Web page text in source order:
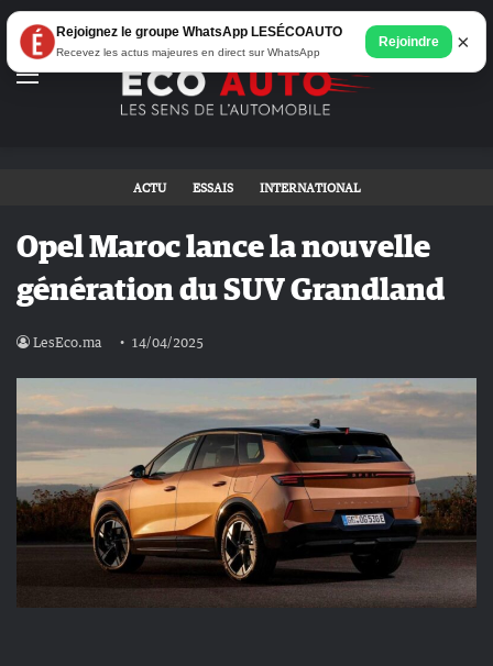
Menu
ACTU ESSAIS INTERNATIONAL
Opel Maroc lance la nouvelle
génération du SUV Grandland
LesEco.ma 14/04/2025
Rejoignez le groupe WhatsApp LESÉCOAUTO
Recevez les actus majeures en direct sur WhatsApp
Rejoindre ×